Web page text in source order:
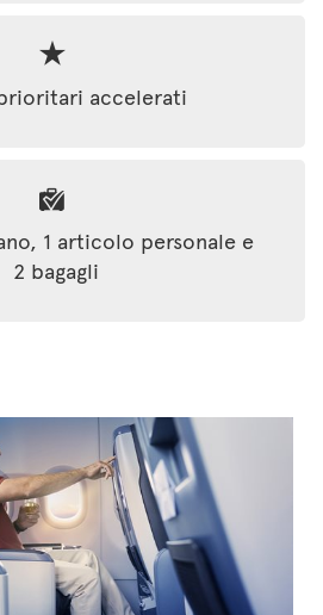
accelerati
1 articolo personale e
2 bagagli